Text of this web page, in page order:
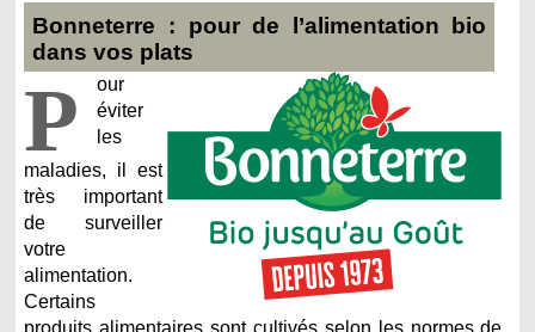
Bonneterre : pour de l’alimentation bio
dans vos plats
P
our
éviter
les
maladies, il est
très important
de surveiller
votre
alimentation.
Certains
produits alimentaires sont cultivés selon les normes de